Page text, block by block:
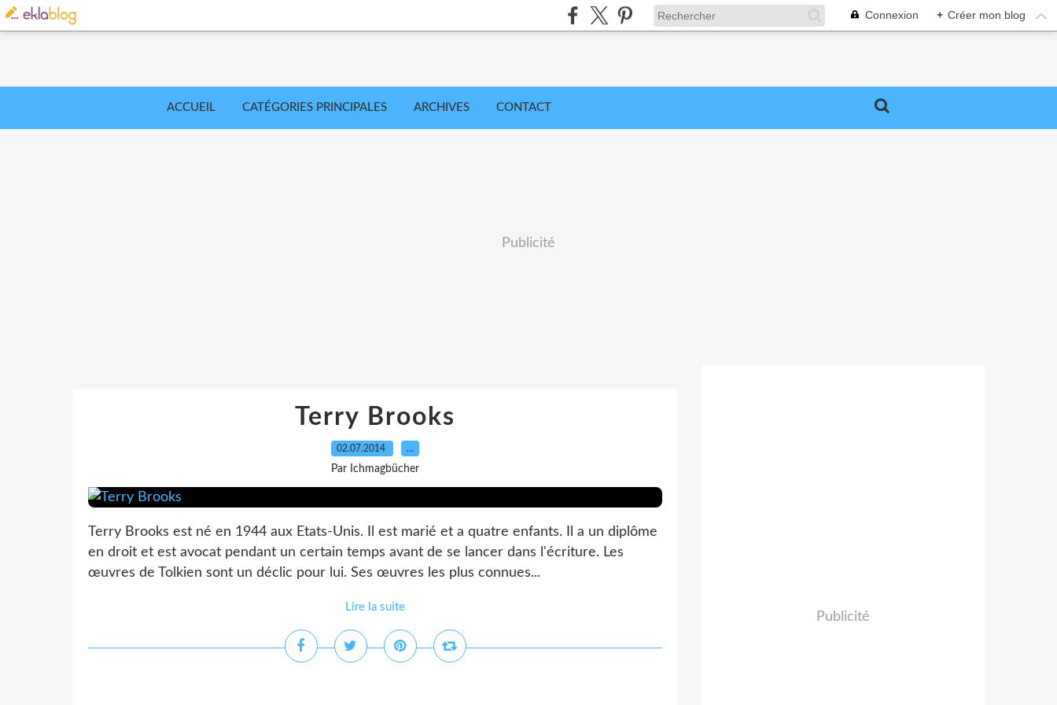
Connexion + Créer mon blog
ACCUEIL CATÉGORIES PRINCIPALES ARCHIVES CONTACT
Publicité
Terry Brooks
02.07.2014 …
Par Ichmagbücher
Terry Brooks est né en 1944 aux Etats-Unis. Il est marié et a quatre enfants. Il a un diplôme
en droit et est avocat pendant un certain temps avant de se lancer dans l'écriture. Les
œuvres de Tolkien sont un déclic pour lui. Ses œuvres les plus connues...
Lire la suite
Publicité